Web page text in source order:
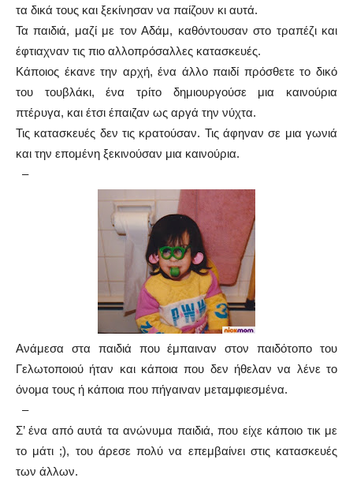
τα δικά τους και ξεκίνησαν να παίζουν κι αυτά.
Τα παιδιά, μαζί με τον Αδάμ, καθόντουσαν στο τραπέζι και
έφτιαχναν τις πιο αλλοπρόσαλλες κατασκευές.
Κάποιος έκανε την αρχή, ένα άλλο παιδί πρόσθετε το δικό
του τουβλάκι, ένα τρίτο δημιουργούσε μια καινούρια
πτέρυγα, και έτσι έπαιζαν ως αργά την νύχτα.
Τις κατασκευές δεν τις κρατούσαν. Τις άφηναν σε μια γωνιά
και την επομένη ξεκινούσαν μια καινούρια.
–
Ανάμεσα στα παιδιά που έμπαιναν στον παιδότοπο του
Γελωτοποιού ήταν και κάποια που δεν ήθελαν να λένε το
όνομα τους ή κάποια που πήγαιναν μεταμφιεσμένα.
–
Σ’ ένα από αυτά τα ανώνυμα παιδιά, που είχε κάποιο τικ με
το μάτι ;), του άρεσε πολύ να επεμβαίνει στις κατασκευές
των άλλων.